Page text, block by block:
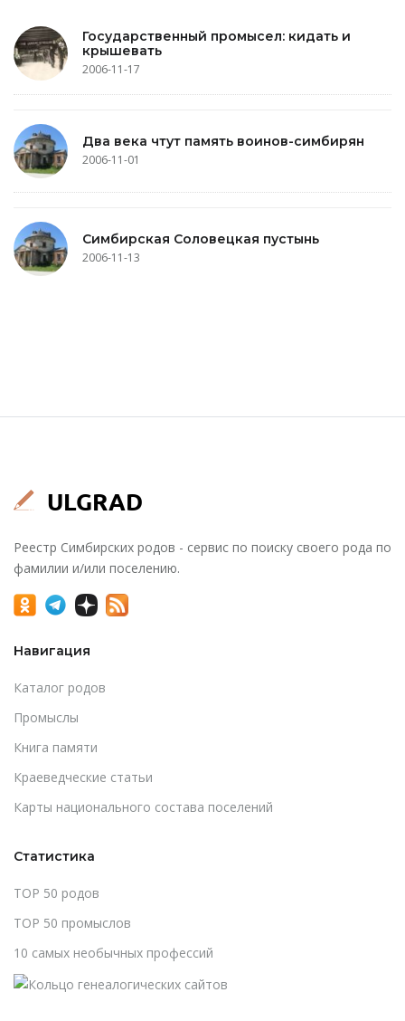
Государственный промысел: кидать и
крышевать
2006-11-17
Два века чтут память воинов-симбирян
2006-11-01
Симбирская Соловецкая пустынь
2006-11-13
Реестр Симбирских родов - сервис по поиску своего рода по
фамилии и/или поселению.
Навигация
Каталог родов
Промыслы
Книга памяти
Краеведческие статьи
Карты национального состава поселений
Статистика
TOP 50 родов
TOP 50 промыслов
10 самых необычных профессий